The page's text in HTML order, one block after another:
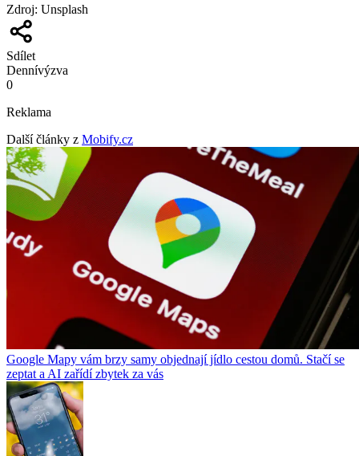
Zdroj: Unsplash
Sdílet
Dennívýzva
0
Reklama
Další články z Mobify.cz
Google Mapy vám brzy samy objednají jídlo cestou domů. Stačí se
zeptat a AI zařídí zbytek za vás